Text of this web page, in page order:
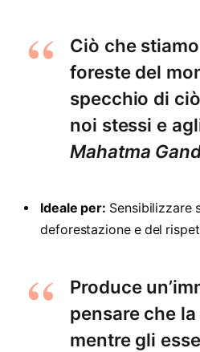
Ciò che
foreste del
specchio di
noi stessi e
Mahatma
Ideale per: Sensibilizzare
deforestazione e del
Produce
pensare che
mentre gli